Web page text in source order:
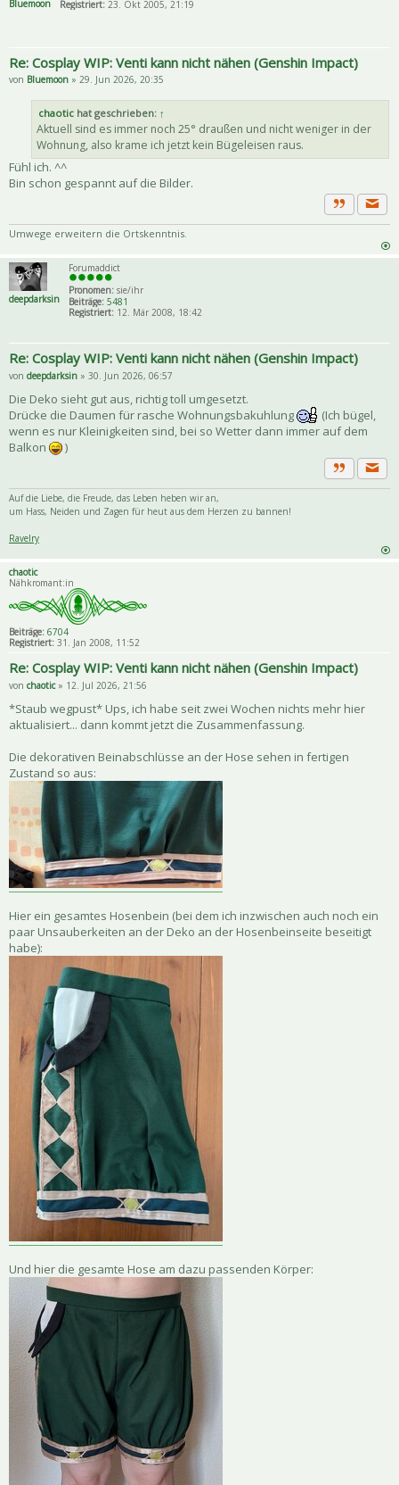
Bluemoon Registriert: 23. Okt 2005, 21:19
Re: Cosplay WIP: Venti kann nicht nähen (Genshin Impact)
von Bluemoon » 29. Jun 2026, 20:35
chaotic hat geschrieben: ↑
Aktuell sind es immer noch 25° draußen und nicht weniger in der
Wohnung, also krame ich jetzt kein Bügeleisen raus.
Fühl ich. ^^
Bin schon gespannt auf die Bilder.
Zitat
Umwege erweitern die Ortskenntnis.
deepdarksin
Forumaddict
Pronomen: sie/ihr
Beiträge: 5481
Registriert: 12. Mär 2008, 18:42
Re: Cosplay WIP: Venti kann nicht nähen (Genshin Impact)
von deepdarksin » 30. Jun 2026, 06:57
Die Deko sieht gut aus, richtig toll umgesetzt.
Drücke die Daumen für rasche Wohnungsbakuhlung
(Ich bügel,
wenn es nur Kleinigkeiten sind, bei so Wetter dann immer auf dem
Balkon
)
Zitat
Auf die Liebe, die Freude, das Leben heben wir an,
um Hass, Neiden und Zagen für heut aus dem Herzen zu bannen!
Ravelry
chaotic
Nähkromant:in
Beiträge: 6704
Registriert: 31. Jan 2008, 11:52
Re: Cosplay WIP: Venti kann nicht nähen (Genshin Impact)
von chaotic» 12. Jul 2026, 21:56
*Staub wegpust* Ups, ich habe seit zwei Wochen nichts mehr hier
aktualisiert... dann kommt jetzt die Zusammenfassung.
Die dekorativen Beinabschlüsse an der Hose sehen in fertigen
Zustand so aus:
Hier ein gesamtes Hosenbein (bei dem ich inzwischen auch noch ein
paar Unsauberkeiten an der Deko an der Hosenbeinseite beseitigt
habe):
Und hier die gesamte Hose am dazu passenden Körper: